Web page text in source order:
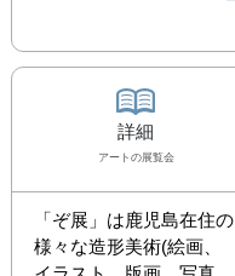
詳細
アート の展覧会
「ぞ展」は鹿児島在住の
様々な造形美術(絵画、